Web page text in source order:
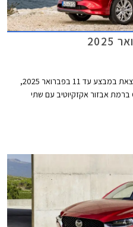
דלק מוטורס, יבואנית מאזדה לישראל, יוצאת במבצע עד 11 בפברואר 2025,
במסגרתו מוצע רכב הפנאי מאזדה CX-5 ברמת אבזור אקזקיוטיב עם שתי